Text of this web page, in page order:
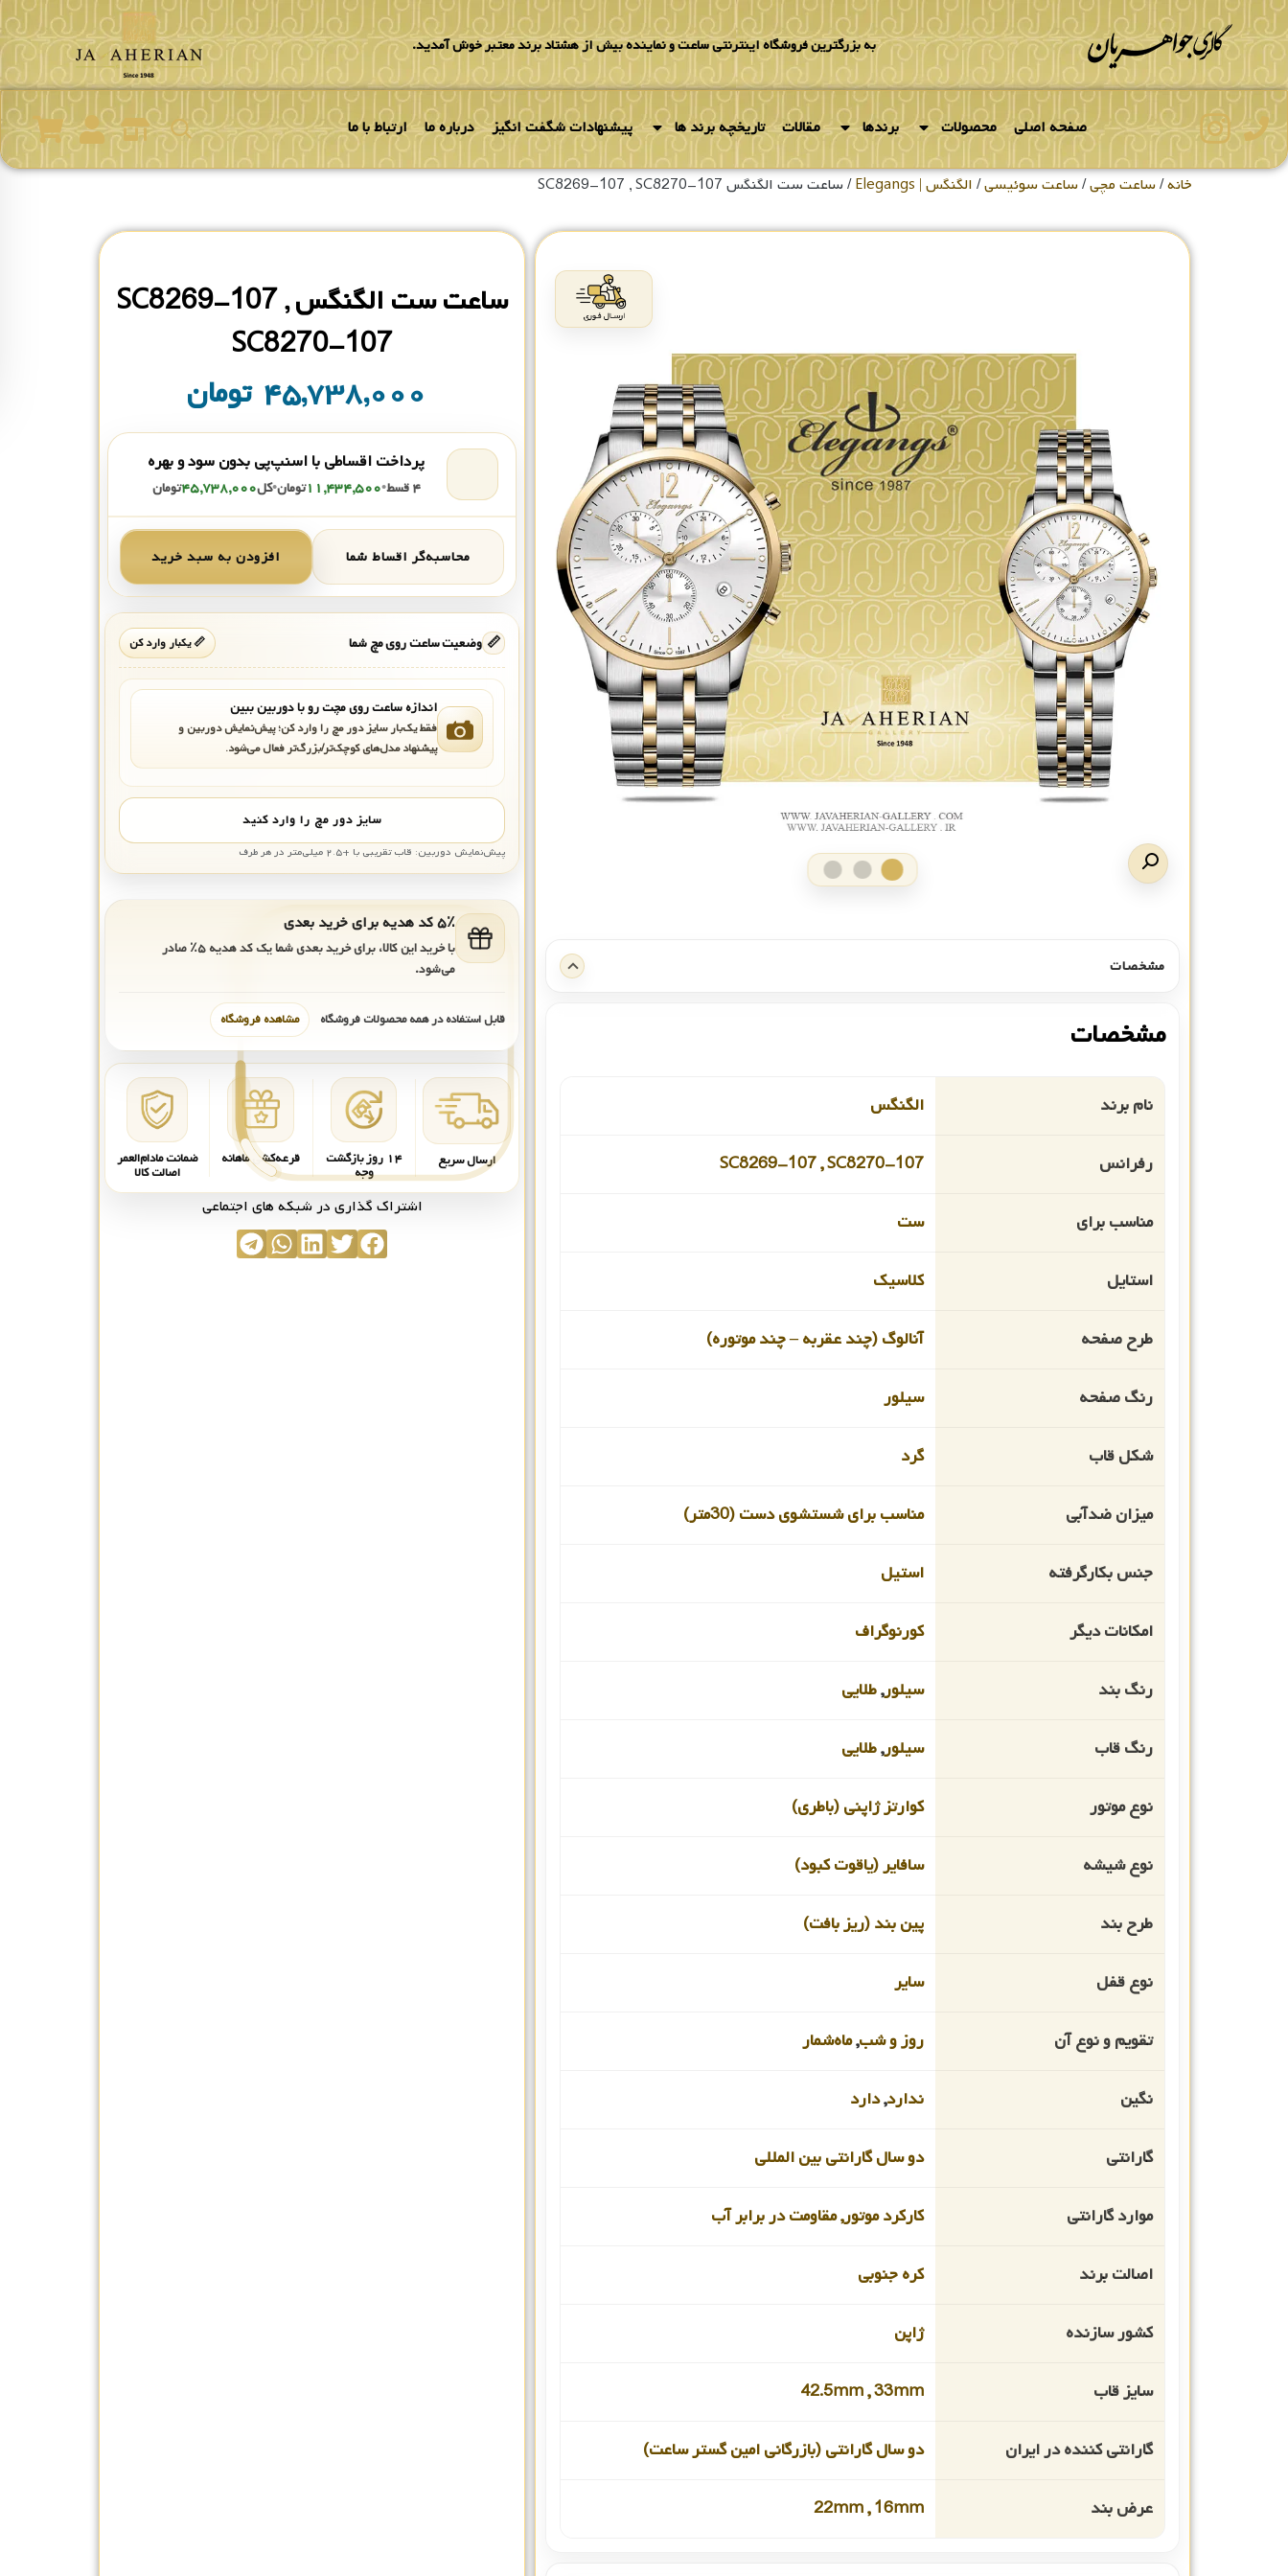
به بزرگترین فروشگاه اینترنتی ساعت و نماینده بیش از هشتاد برند معتبر خوش آمدید.
صفحه اصلی محصولات برندها مقالات تاریخچه برند ها پیشنهادات شگفت انگیز درباره ما ارتباط با ما
خانه/ساعت مچی/ساعت سوئیسی/ الگنگس | Elegangs / ساعت ست الگنگس SC8269-107 , SC8270-107
مشخصات
مشخصات
نام برند الگنگس
رفرانس SC8269-107 , SC8270-107
مناسب برای ست
استایل کلاسیک
طرح صفحه آنالوگ (چند عقربه – چند موتوره)
رنگ صفحه سیلور
شکل قاب گرد
میزان ضدآبی مناسب برای شستشوی دست (30متر)
جنس بکارگرفته استیل
امکانات دیگر کورنوگراف
رنگ بند سیلور,طلایی
رنگ قاب سیلور,طلایی
نوع موتور کوارتز ژاپنی (باطری)
نوع شیشه سافایر (یاقوت کبود)
طرح بند پین بند (ریز بافت)
نوع قفل سایر
تقویم و نوع آن روز و شب,ماه‌شمار
نگین ندارد,دارد
گارانتی دو سال گارانتی بین المللی
موارد گارانتی کارکرد موتور, مقاومت در برابر آب
اصالت برند کره جنوبی
کشور سازنده ژاپن
سایز قاب 42.5mm , 33mm
گارانتی کننده در ایران دو سال گارانتی (بازرگانی امین گستر ساعت)
عرض بند 22mm , 16mm
ساعت ست الگنگس SC8269-107 ,
SC8270-107
۴۵,۷۳۸,۰۰۰ تومان
پرداخت اقساطی با اسنپ‌پی بدون سود و بهره
۴ قسط •۱۱,۴۳۴,۵۰۰تومان•کل۴۵,۷۳۸,۰۰۰تومان
محاسبه‌گر اقساط شما افزودن به سبد خرید
📏 وضعیت ساعت روی مچ شما 📏 یکبار وارد کن
اندازه ساعت روی مچت رو با دوربین ببین
فقط یک‌بار سایز دور مچ را وارد کن؛ پیش‌نمایش دوربین و
پیشنهاد مدل‌های کوچک‌تر/بزرگ‌تر فعال می‌شود.
سایز دور مچ را وارد کنید
پیش‌نمایش دوربین: قاب تقریبی با +۲.۵ میلی‌متر در هر طرف
۵٪ کد هدیه برای خرید بعدی
با خرید این کالا، برای خرید بعدی شما یک کد هدیه۵٪ صادر
می‌شود.
قابل استفاده در همه محصولات فروشگاه مشاهده فروشگاه
ارسال سریع ۱۴ روز بازگشت
وجه
قرعه‌کشی ماهانه ضمانت مادام‌العمر
اصالت کالا
اشتراک گذاری در شبکه های اجتماعی